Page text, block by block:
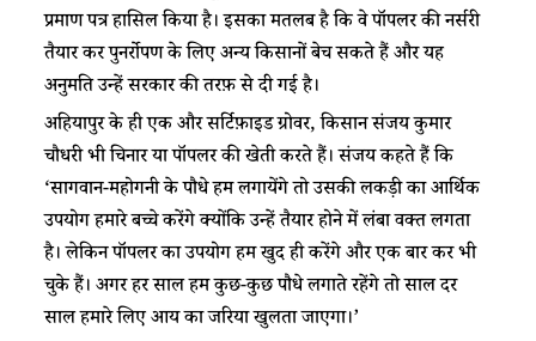
प्रमाण पत्र हासिल किया है। इसका मतलब है कि वे पॉपलर की नर्सरी
तैयार कर पुनर्रोपण के लिए अन्य किसानों बेच सकते हैं और यह
अनुमति उन्हें सरकार की तरफ़ से दी गई है।
अहियापुर के ही एक और सर्टिफ़ाइड ग्रोवर, किसान संजय कुमार
चौधरी भी चिनार या पॉपलर की खेती करते हैं। संजय कहते हैं कि
‘सागवान-महोगनी के पौधे हम लगायेंगे तो उसकी लकड़ी का आर्थिक
उपयोग हमारे बच्चे करेंगे क्योंकि उन्हें तैयार होने में लंबा वक्त लगता
है। लेकिन पॉपलर का उपयोग हम खुद ही करेंगे और एक बार कर भी
चुके हैं। अगर हर साल हम कुछ-कुछ पौधे लगाते रहेंगे तो साल दर
साल हमारे लिए आय का जरिया खुलता जाएगा।’